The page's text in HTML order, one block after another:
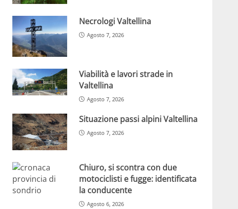
Necrologi Valtellina
Agosto 7, 2026
Viabilità e lavori strade in
Valtellina
Agosto 7, 2026
Situazione passi alpini Valtellina
Agosto 7, 2026
Chiuro, si scontra con due
motociclisti e fugge: identificata
la conducente
Agosto 6, 2026